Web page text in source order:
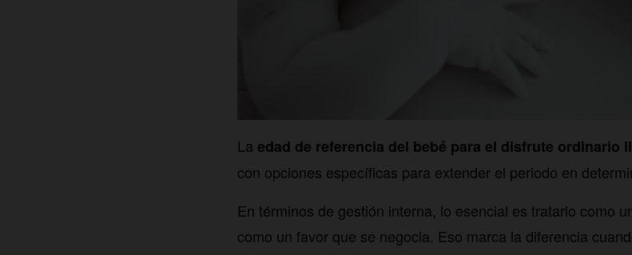
La edad de referencia del bebé para el disfrute ordinario
con opciones específicas para extender el periodo en
En términos de gestión interna, lo esencial es tratarlo como
como un favor que se negocia. Eso marca la diferencia